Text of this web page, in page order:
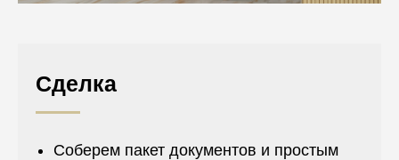
Сделка
Соберем пакет документов и простым